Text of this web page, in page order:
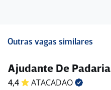
Outras vagas similares
Ajudante De Padaria
4,4
ATACADAO